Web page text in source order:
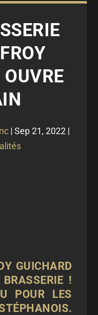
| Sep 21, 2022|
GUICHARD
!
POUR LES